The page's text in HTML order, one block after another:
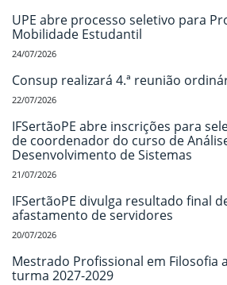
UPE abre processo seletivo para
Mobilidade Estudantil
24/07/2026
Consup realizará 4.ª reunião
22/07/2026
IFSertãoPE abre inscrições para
de coordenador do curso de
Desenvolvimento de Sistemas
21/07/2026
IFSertãoPE divulga resultado final
afastamento de servidores
20/07/2026
Mestrado Profissional em Filosofia
turma 2027-2029